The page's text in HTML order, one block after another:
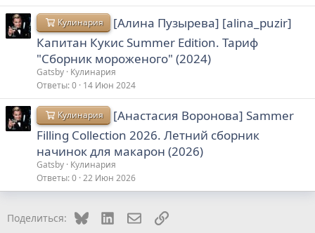
Кулинария
[Алина Пузырева] [alina_puzir]
Капитан Кукис Summer Edition. Тариф
"Сборник мороженого" (2024)
Gatsby Кулинария
Ответы 0 14 Июн 2024
Кулинария
[Анастасия Воронова] Sammer
Filling Collection 2026. Летний сборник
начинок для макарон (2026)
Gatsby Кулинария
Ответы 0 22 Июн 2026
Поделиться: Bluesky LinkedInЭлектронная почта
Ссылка